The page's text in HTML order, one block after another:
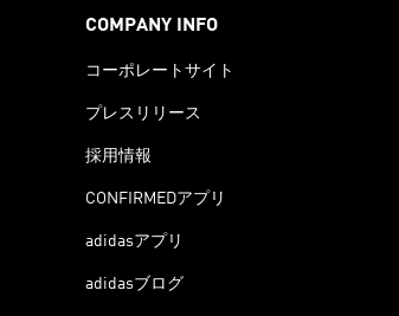
COMPANY INFO
コーポレートサイト
プレスリリース
採用情報
CONFIRMEDアプリ
adidasアプリ
adidasブログ